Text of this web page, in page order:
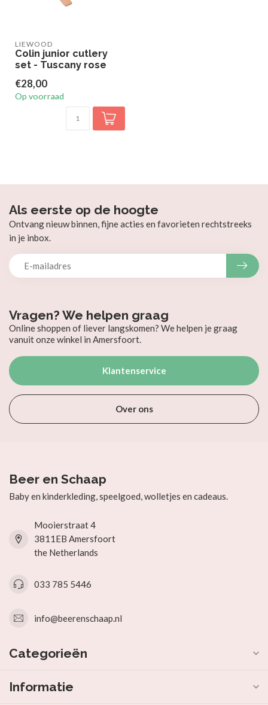
LIEWOOD
Colin junior cutlery
set - Tuscany rose
€28,00
Op voorraad
Vragen? We helpen graag
Online shoppen of liever langskomen? We helpen je graag
vanuit onze winkel in Amersfoort.
Klantenservice
Over ons
Als eerste op de hoogte
Ontvang nieuw binnen, fijne acties en favorieten rechtstreeks
in je inbox.
Beer en Schaap
Baby en kinderkleding, speelgoed, wolletjes en cadeaus.
Mooierstraat 4
3811EB Amersfoort
the Netherlands
033 785 5446
info@beerenschaap.nl
Categorieën
Informatie